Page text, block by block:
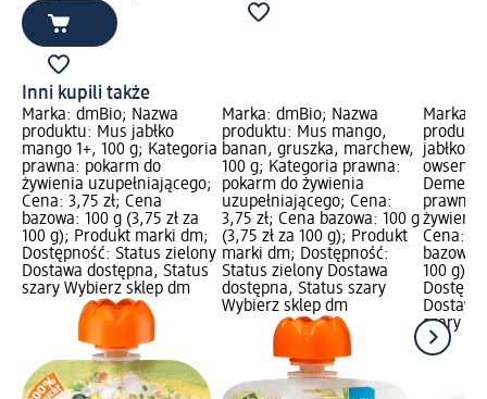
Inni kupili także
Marka: dmBio; Nazwa
produktu: Mus jabłko
mango 1+, 100 g; Kategoria
prawna: pokarm do
żywienia uzupełniającego;
Cena: 3,75 zł; Cena
bazowa: 100 g (3,75 zł za
100 g); Produkt marki dm;
Dostępność: Status zielony
Dostawa dostępna, Status
szary Wybierz sklep dm
Marka: dmBio; Nazwa
produktu: Mus mango,
banan, gruszka, marchew,
100 g; Kategoria prawna:
pokarm do żywienia
uzupełniającego; Cena:
3,75 zł; Cena bazowa: 100 g
(3,75 zł za 100 g); Produkt
marki dm; Dostępność:
Status zielony Dostawa
dostępna, Status szary
Wybierz sklep dm
Marka:
jabłko-
owsem
prawna:
Cena:
bazowa:
100 g);
szary